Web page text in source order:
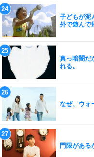
子どもが泥
外で遊んで
真っ暗闇だ
れる。
なぜ、ウォ
門限がある